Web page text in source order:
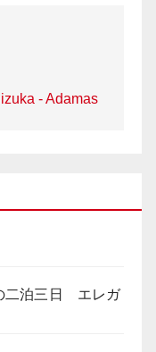
- Adamas
二泊三日 エレガ